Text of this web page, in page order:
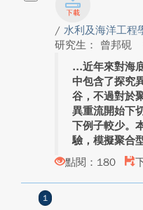
/ 水利及海洋工程
研究生： 曾邦硯
近年來對海
中包含了探究
谷，不過對於
異重流開始下
下例子較少。
驗，模擬聚合
點閱：180
1